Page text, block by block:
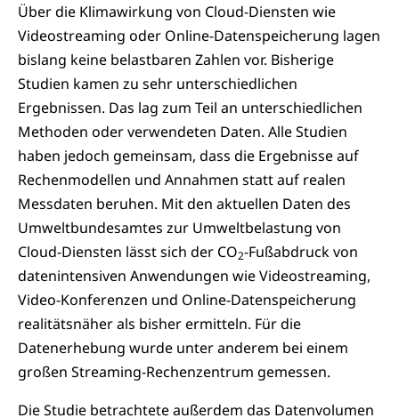
Über die Klimawirkung von Cloud-Diensten wie
Videostreaming oder Online-Datenspeicherung lagen
bislang keine belastbaren Zahlen vor. Bisherige
Studien kamen zu sehr unterschiedlichen
Ergebnissen. Das lag zum Teil an unterschiedlichen
Methoden oder verwendeten Daten. Alle Studien
haben jedoch gemeinsam, dass die Ergebnisse auf
Rechenmodellen und Annahmen statt auf realen
Messdaten beruhen. Mit den aktuellen Daten des
Umweltbundesamtes zur Umweltbelastung von
Cloud-Diensten lässt sich der CO2-Fußabdruck von
datenintensiven Anwendungen wie Videostreaming,
Video-Konferenzen und Online-Datenspeicherung
realitätsnäher als bisher ermitteln. Für die
Datenerhebung wurde unter anderem bei einem
großen Streaming-Rechenzentrum gemessen.
Die Studie betrachtete außerdem das Datenvolumen